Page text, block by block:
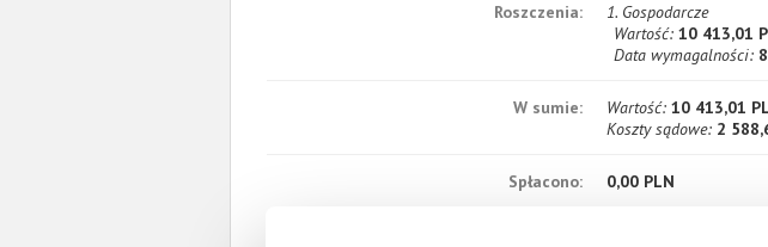
Roszczenia:
1. Gospodarcze
Wartość: 10 413,01
Data wymagalności:
W sumie: Wartość:10 413,01
Koszty sądowe: 2
Spłacono:
0,00 PLN